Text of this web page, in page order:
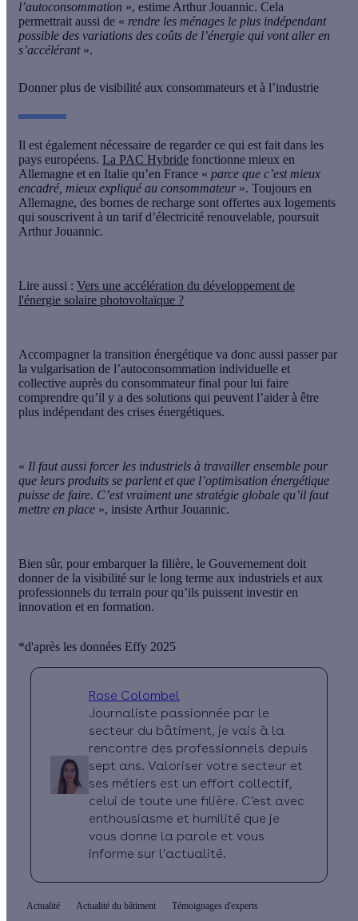
l’autoconsommation », estime Arthur Jouannic. Cela
permettrait aussi de « rendre les ménages le plus indépendant
possible des variations des coûts de l’énergie qui vont aller en
s’accélérant ».
Donner plus de visibilité aux consommateurs et à l’industrie
Il est également nécessaire de regarder ce qui est fait dans les
pays européens. La PAC Hybride fonctionne mieux en
Allemagne et en Italie qu’en France « parce que c’est mieux
encadré, mieux expliqué au consommateur ». Toujours en
Allemagne, des bornes de recharge sont offertes aux logements
qui souscrivent à un tarif d’électricité renouvelable, poursuit
Arthur Jouannic.
Lire aussi : Vers une accélération du développement de
l'énergie solaire photovoltaïque ?
Accompagner la transition énergétique va donc aussi passer par
la vulgarisation de l’autoconsommation individuelle et
collective auprès du consommateur final pour lui faire
comprendre qu’il y a des solutions qui peuvent l’aider à être
plus indépendant des crises énergétiques.
« Il faut aussi forcer les industriels à travailler ensemble pour
que leurs produits se parlent et que l’optimisation énergétique
puisse de faire. C’est vraiment une stratégie globale qu’il faut
mettre en place », insiste Arthur Jouannic.
Bien sûr, pour embarquer la filière, le Gouvernement doit
donner de la visibilité sur le long terme aux industriels et aux
professionnels du terrain pour qu’ils puissent investir en
innovation et en formation.
*d'après les données Effy 2025
Rose Colombel
Journaliste passionnée par le
secteur du bâtiment, je vais à la
rencontre des professionnels depuis
sept ans. Valoriser votre secteur et
ses métiers est un effort collectif,
celui de toute une filière. C'est avec
enthousiasme et humilité que je
vous donne la parole et vous
informe sur l’actualité.
Actualité Actualité du bâtiment Témoignages d'experts